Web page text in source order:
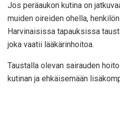
Jos peräaukon kutina on
muiden oireiden ohella,
Harvinaisissa tapauksissa
joka vaatii lääkärinhoitoa.
Taustalla olevan sairauden
kutinan ja ehkäisemään